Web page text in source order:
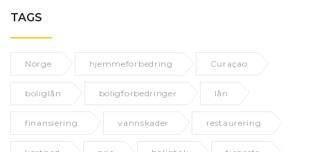
TAGS
Norge hjemmeforbedring Curaçao
boliglån boligforbedringer lån
finansiering. vannskader restaurering